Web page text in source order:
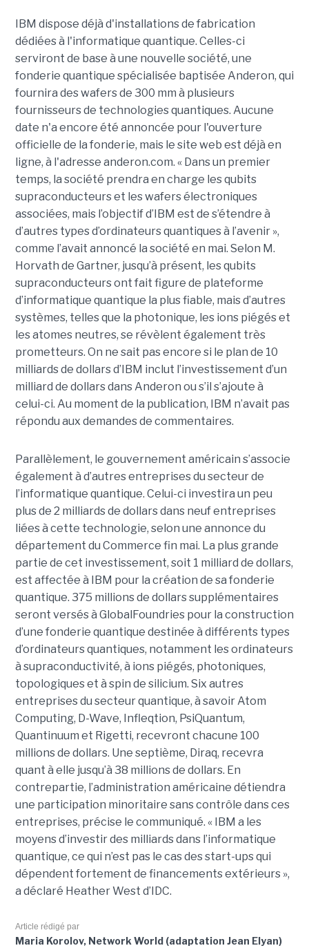
IBM dispose déjà d'installations de fabrication
dédiées à l'informatique quantique. Celles-ci
serviront de base à une nouvelle société, une
fonderie quantique spécialisée baptisée Anderon, qui
fournira des wafers de 300 mm à plusieurs
fournisseurs de technologies quantiques. Aucune
date n'a encore été annoncée pour l'ouverture
officielle de la fonderie, mais le site web est déjà en
ligne, à l'adresse anderon.com. « Dans un premier
temps, la société prendra en charge les qubits
supraconducteurs et les wafers électroniques
associées, mais l’objectif d’IBM est de s’étendre à
d’autres types d’ordinateurs quantiques à l’avenir »,
comme l’avait annoncé la société en mai. Selon M.
Horvath de Gartner, jusqu’à présent, les qubits
supraconducteurs ont fait figure de plateforme
d’informatique quantique la plus fiable, mais d’autres
systèmes, telles que la photonique, les ions piégés et
les atomes neutres, se révèlent également très
prometteurs. On ne sait pas encore si le plan de 10
milliards de dollars d’IBM inclut l’investissement d’un
milliard de dollars dans Anderon ou s’il s’ajoute à
celui-ci. Au moment de la publication, IBM n’avait pas
répondu aux demandes de commentaires.
Parallèlement, le gouvernement américain s’associe
également à d’autres entreprises du secteur de
l’informatique quantique. Celui-ci investira un peu
plus de 2 milliards de dollars dans neuf entreprises
liées à cette technologie, selon une annonce du
département du Commerce fin mai. La plus grande
partie de cet investissement, soit 1 milliard de dollars,
est affectée à IBM pour la création de sa fonderie
quantique. 375 millions de dollars supplémentaires
seront versés à GlobalFoundries pour la construction
d’une fonderie quantique destinée à différents types
d’ordinateurs quantiques, notamment les ordinateurs
à supraconductivité, à ions piégés, photoniques,
topologiques et à spin de silicium. Six autres
entreprises du secteur quantique, à savoir Atom
Computing, D-Wave, Infleqtion, PsiQuantum,
Quantinuum et Rigetti, recevront chacune 100
millions de dollars. Une septième, Diraq, recevra
quant à elle jusqu’à 38 millions de dollars. En
contrepartie, l’administration américaine détiendra
une participation minoritaire sans contrôle dans ces
entreprises, précise le communiqué. « IBM a les
moyens d’investir des milliards dans l’informatique
quantique, ce qui n’est pas le cas des start-ups qui
dépendent fortement de financements extérieurs »,
a déclaré Heather West d’IDC.
Article rédigé par
Maria Korolov, Network World (adaptation Jean Elyan)